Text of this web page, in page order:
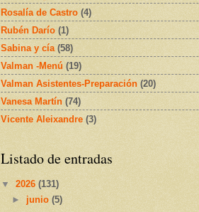
Rosalía de Castro (4)
Rubén Darío (1)
Sabina y cía (58)
Valman -Menú (19)
Valman Asistentes-Preparación (20)
Vanesa Martín (74)
Vicente Aleixandre (3)
Listado de entradas
▼ 2026 (131)
► junio(5)